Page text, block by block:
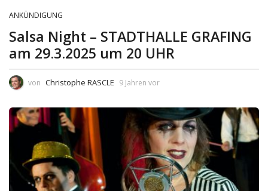
ANKÜNDIGUNG
Salsa Night – STADTHALLE GRAFING
am 29.3.2025 um 20 UHR
von Christophe RASCLE 9 Jahren vor